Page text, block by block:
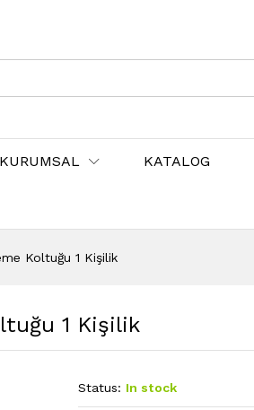
KURUMSAL KATALOG
Koltuğu 1 Kişilik
1 Kişilik
Status: In stock